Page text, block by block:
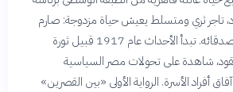
تاجر ثري ومتسلط يعيش حياة مزدوجة: صارم
مع أسرته، منحل مع أصدقائه. تبدأ الأحداث عام 1917 قبيل ثورة
عقود، شاهدة على تحولات مصر السياسية
أفراد الأسرة. الرواية الأولى «بين القصرين»